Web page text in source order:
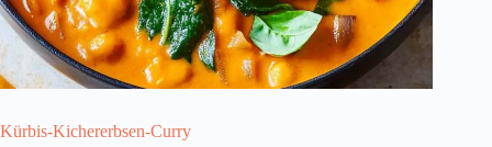
Kürbis-Kichererbsen-Curry